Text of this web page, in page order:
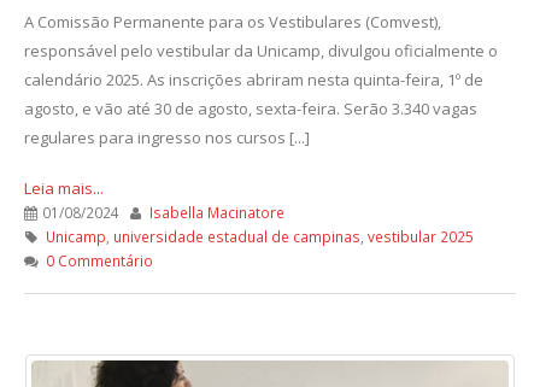
A Comissão Permanente para os Vestibulares (Comvest),
responsável pelo vestibular da Unicamp, divulgou oficialmente o
calendário 2025. As inscrições abriram nesta quinta-feira, 1º de
agosto, e vão até 30 de agosto, sexta-feira. Serão 3.340 vagas
regulares para ingresso nos cursos [...]
Leia mais...
01/08/2024
Isabella Macinatore
Unicamp universidade estadual de campinas vestibular 2025
0 Commentário